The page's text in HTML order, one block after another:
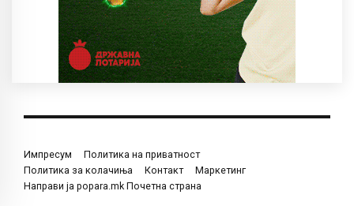
Импресум
Политика на приватност
Политика за колачиња
Контакт
Маркетинг
Направи ја popara.mk Почетна страна